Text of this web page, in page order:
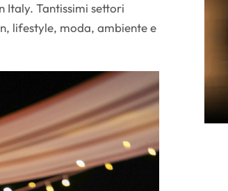
Italy. Tantissimi settori
lifestyle, moda, ambiente e